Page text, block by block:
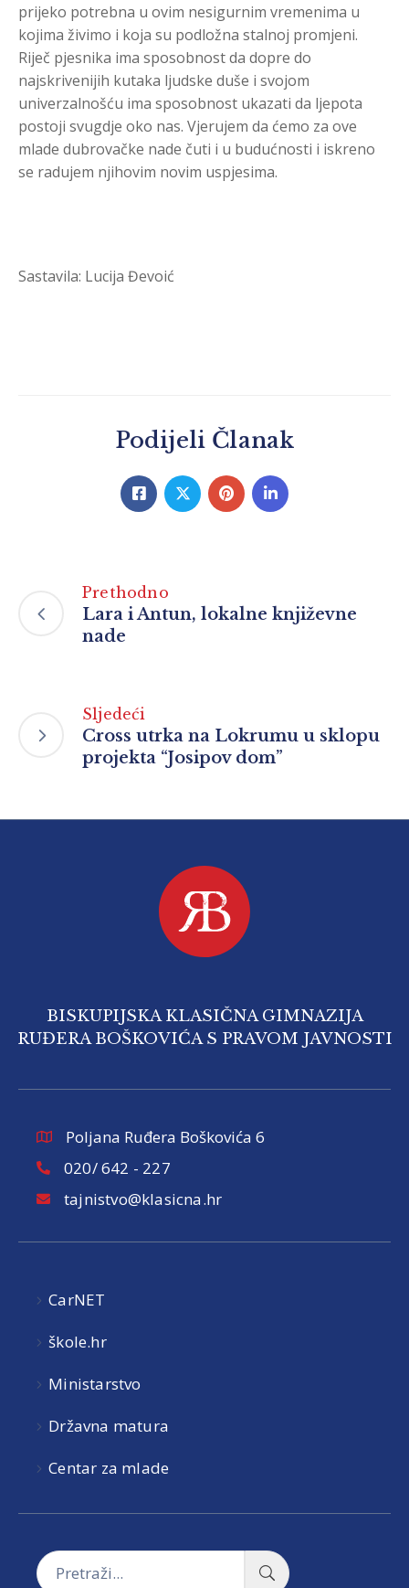
prijeko potrebna u ovim nesigurnim vremenima u
kojima živimo i koja su podložna stalnoj promjeni.
Riječ pjesnika ima sposobnost da dopre do
najskrivenijih kutaka ljudske duše i svojom
univerzalnošću ima sposobnost ukazati da ljepota
postoji svugdje oko nas. Vjerujem da ćemo za ove
mlade dubrovačke nade čuti i u budućnosti i iskreno
se radujem njihovim novim uspjesima.
Sastavila: Lucija Đevoić
Podijeli Članak
Prethodno
Lara i Antun, lokalne književne
nade
Sljedeći
Cross utrka na Lokrumu u sklopu
projekta “Josipov dom”
BISKUPIJSKA KLASIČNA GIMNAZIJA
RUĐERA BOŠKOVIĆA S PRAVOM JAVNOSTI
Poljana Ruđera Boškovića 6
020/ 642 - 227
tajnistvo@klasicna.hr
CarNET
škole.hr
Ministarstvo
Državna matura
Centar za mlade